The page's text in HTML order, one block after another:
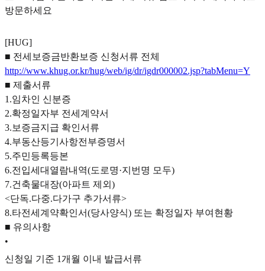
방문하세요
[HUG]
■ 전세보증금반환보증 신청서류 전체
http://www.khug.or.kr/hug/web/ig/dr/igdr000002.jsp?tabMenu=Y
■ 제출서류
1.임차인 신분증
2.확정일자부 전세계약서
3.보증금지급 확인서류
4.부동산등기사항전부증명서
5.주민등록등본
6.전입세대열람내역(도로명·지번명 모두)
7.건축물대장(아파트 제외)
<단독.다중.다가구 추가서류>
8.타전세계약확인서(당사양식) 또는 확정일자 부여현황
■ 유의사항
•
신청일 기준 1개월 이내 발급서류